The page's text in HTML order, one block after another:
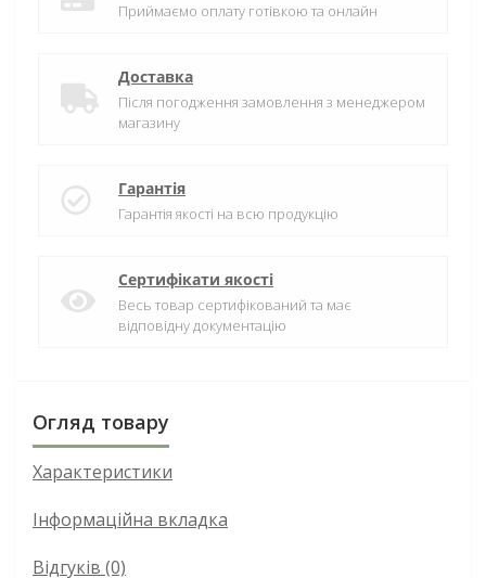
Приймаємо оплату готівкою та онлайн
Доставка
Після погодження замовлення з менеджером
магазину
Гарантія
Гарантія якості на всю продукцію
Сертифікати якості
Весь товар сертифікований та має
відповідну документацію
Огляд товару
Характеристики
Інформаційна вкладка
Відгуків (0)